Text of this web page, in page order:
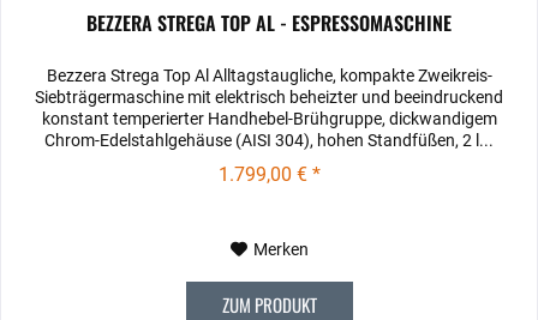
BEZZERA STREGA TOP AL - ESPRESSOMASCHINE
Bezzera Strega Top Al Alltagstaugliche, kompakte Zweikreis-
Siebträgermaschine mit elektrisch beheizter und beeindruckend
konstant temperierter Handhebel-Brühgruppe, dickwandigem
Chrom-Edelstahlgehäuse (AISI 304), hohen Standfüßen, 2 l...
1.799,00 € *
Merken
ZUM PRODUKT